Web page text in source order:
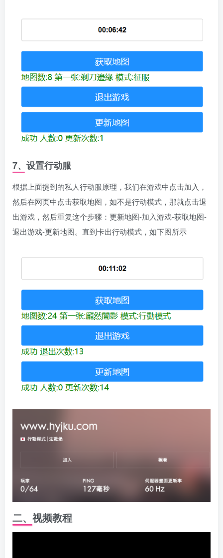
7、设置行动服
根据上面提到的私人行动服原理，我们在游戏中点击加入，
然后在网页中点击获取地图，如不是行动模式，那就点击退
出游戏，然后重复这个步骤：更新地图-加入游戏-获取地图-
退出游戏-更新地图。直到卡出行动模式，如下图所示
二、视频教程